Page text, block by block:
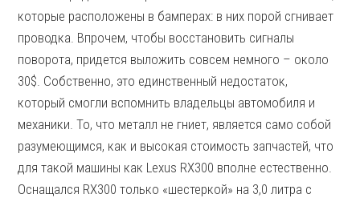
которые расположены в бамперах: в них порой сгнивает
проводка. Впрочем, чтобы восстановить сигналы
поворота, придется выложить совсем немного – около
30$. Собственно, это единственный недостаток,
который смогли вспомнить владельцы автомобиля и
механики. То, что металл не гниет, является само собой
разумеющимся, как и высокая стоимость запчастей, что
для такой машины как Lexus RX300 вполне естественно.
Оснащался RX300 только «шестеркой» на 3,0 литра с